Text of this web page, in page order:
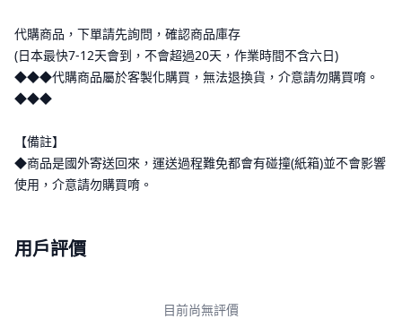
代購商品，下單請先詢問，確認商品庫存
(日本最快7-12天會到，不會超過20天，作業時間不含六日)
◆◆◆代購商品屬於客製化購買，無法退換貨，介意請勿購買唷。
◆◆◆
【備註】
◆商品是國外寄送回來，運送過程難免都會有碰撞(紙箱)並不會影響
使用，介意請勿購買唷。
用戶評價
目前尚無評價